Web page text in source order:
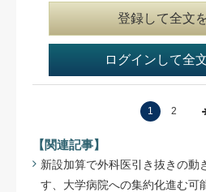
登録して全文
ログインして全
1 2
【関連記事】
新設加算で外科医引き抜きの動
す、大学病院への集約化進む可